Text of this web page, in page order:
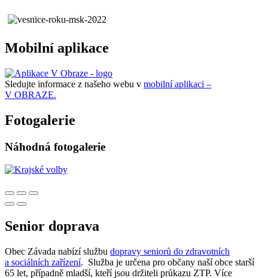
Mobilní aplikace
Sledujte informace z našeho webu v mobilní aplikaci –
V OBRAZE.
Fotogalerie
Náhodná fotogalerie
Senior doprava
Obec Závada nabízí službu dopravy seniorů do zdravotních
a sociálních zařízení. Služba je určena pro občany naší obce starší
65 let, případně mladší, kteří jsou držiteli průkazu ZTP. Více